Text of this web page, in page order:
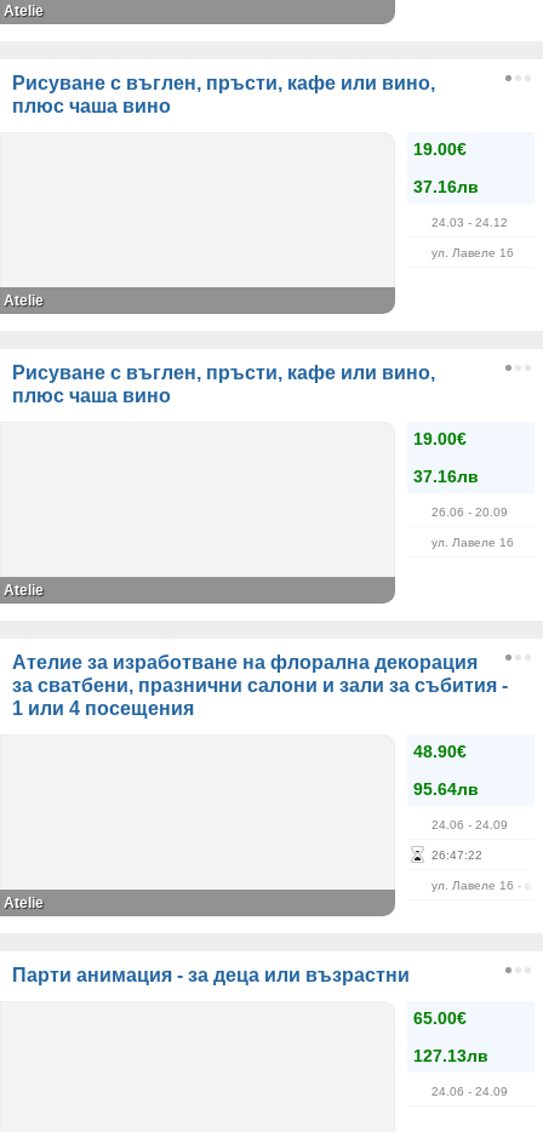
Atelie
Рисуване с въглен, пръсти, кафе или вино,
плюс чаша вино
19.00€
37.16лв
24.03 - 24.12
ул. Лавеле 16
Atelie
Рисуване с въглен, пръсти, кафе или вино,
плюс чаша вино
19.00€
37.16лв
26.06 - 20.09
ул. Лавеле 16
Atelie
Ателие за изработване на флорална декорация
за сватбени, празнични салони и зали за събития -
1 или 4 посещения
48.90€
95.64лв
24.06 - 24.09
26:47:22
ул. Лавеле 16 - в
Atelie
Парти анимация - за деца или възрастни
65.00€
127.13лв
24.06 - 24.09